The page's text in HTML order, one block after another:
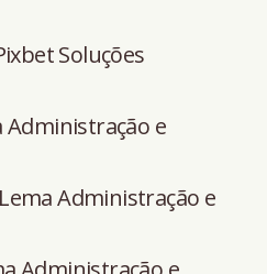
Soluções
Administração e
Administração e